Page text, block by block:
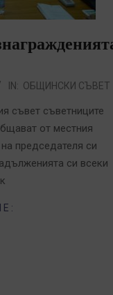
IN: ОБЩИНСКИ СЪВЕТ
съвет съветниците
от местния
председателя си
си всеки